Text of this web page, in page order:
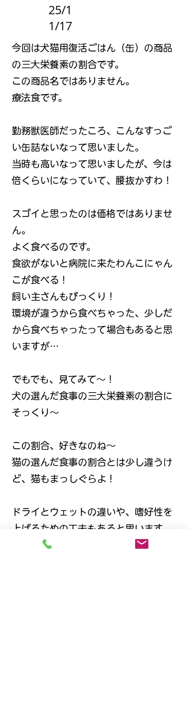
25/1
1/17
今回は犬猫用復活ごはん（缶）の商品
の三大栄養素の割合です。
この商品名ではありません。
療法食です。
勤務獣医師だったころ、こんなすっご
い缶詰ないなって思いました。
当時も高いなって思いましたが、今は
倍くらいになっていて、腰抜かすわ！
スゴイと思ったのは価格ではありませ
ん。
よく食べるのです。
食欲がないと病院に来たわんこにゃん
こが食べる！
飼い主さんもびっくり！
環境が違うから食べちゃった、少しだ
から食べちゃったって場合もあると思
いますが…
でもでも、見てみて～！
犬の選んだ食事の三大栄養素の割合に
そっくり～
この割合、好きなのね～
猫の選んだ食事の割合とは少し違うけ
ど、猫もまっしぐらよ！
ドライとウェットの違いや、嗜好性を
上げるための工夫もあると思います